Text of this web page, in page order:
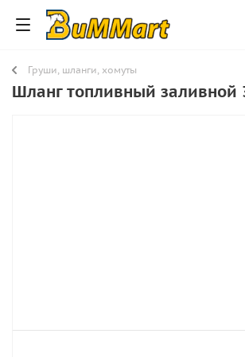
Груши, шланги, хомуты
Шланг топливный заливной